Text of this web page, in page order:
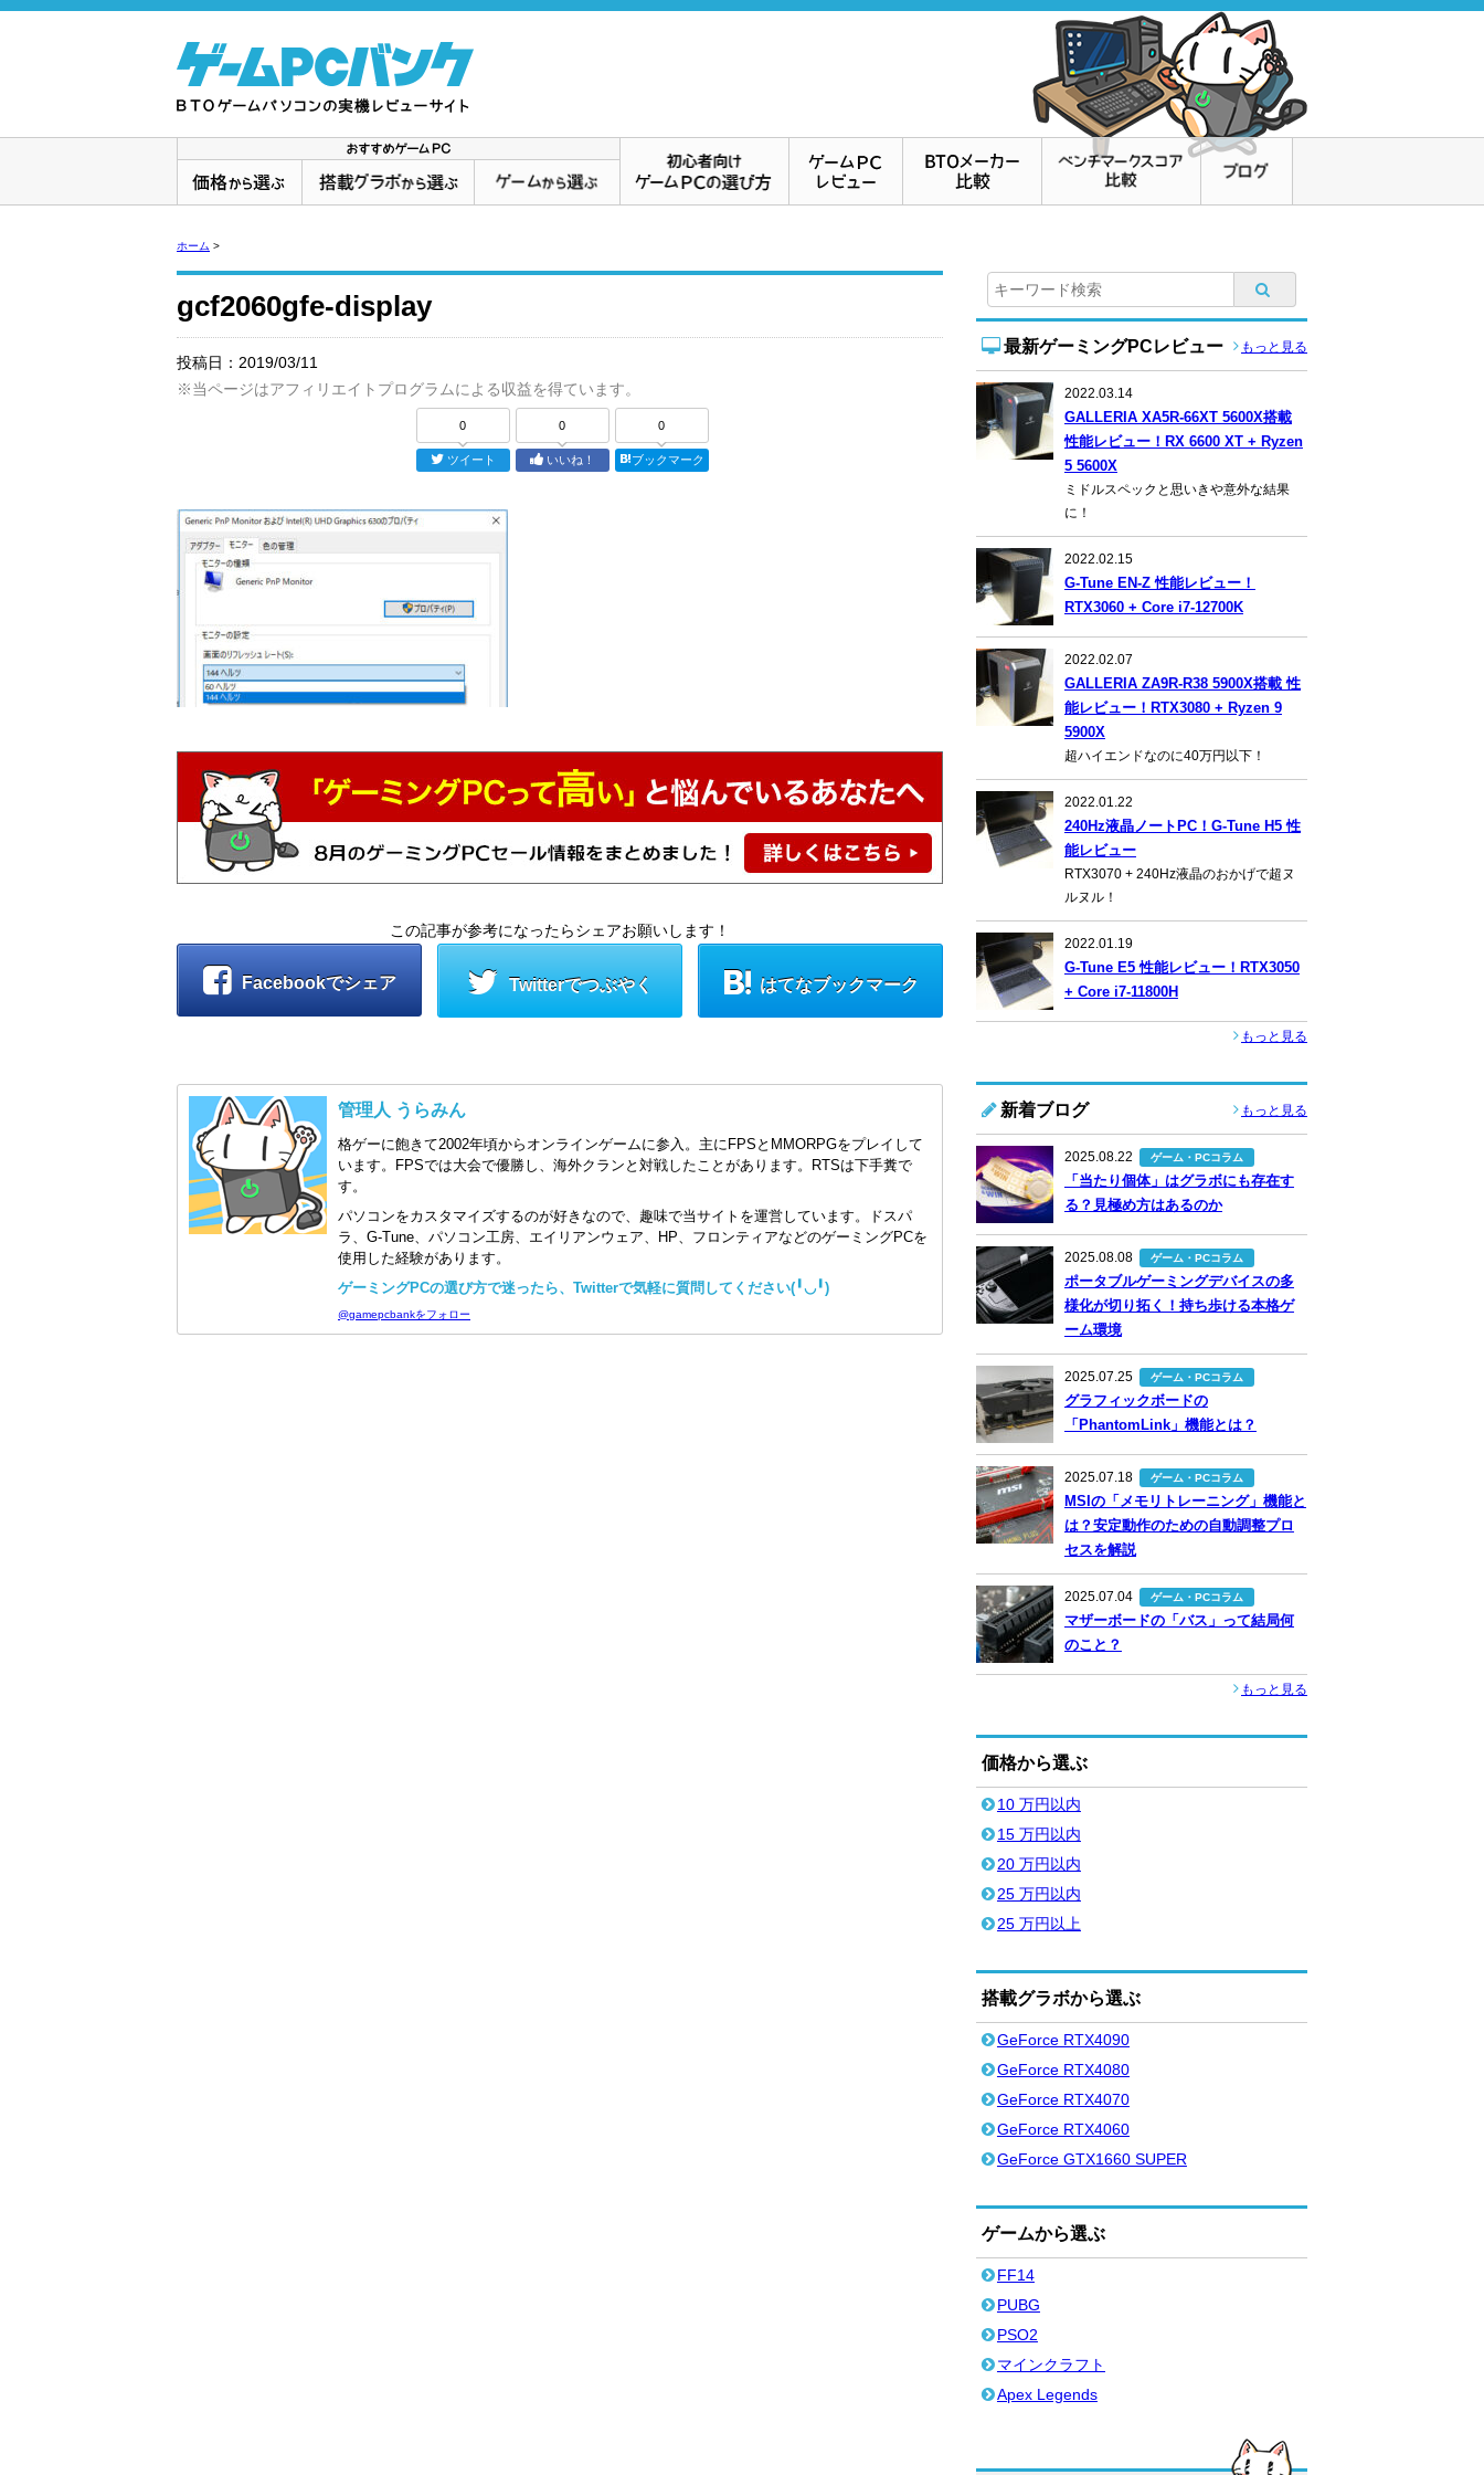
ホーム >
gcf2060gfe-display
投稿日： 2019/03/11
※当ページはアフィリエイトプログラムによる収益を得ています。
0
ツイート
0
いいね！
0
ブックマーク
この記事が参考になったらシェアお願いします！
Facebookでシェア Twitterでつぶやく はてなブックマーク
管理人 うらみん
格ゲーに飽きて2002年頃からオンラインゲームに参入。主にFPSとMMORPGをプレイして
います。FPSでは大会で優勝し、海外クランと対戦したことがあります。RTSは下手糞で
す。
パソコンをカスタマイズするのが好きなので、趣味で当サイトを運営しています。ドスパ
ラ、G-Tune、パソコン工房、エイリアンウェア、HP、フロンティアなどのゲーミングPCを
使用した経験があります。
ゲーミングPCの選び方で迷ったら、Twitterで気軽に質問してください(╹◡╹)
@gamepcbankをフォロー
最新ゲーミングPCレビュー もっと見る
2022.03.14
GALLERIA XA5R-66XT 5600X搭載
性能レビュー！RX 6600 XT + Ryzen
5 5600X
ミドルスペックと思いきや意外な結果
に！
2022.02.15
G-Tune EN-Z 性能レビュー！
RTX3060 + Core i7-12700K
2022.02.07
GALLERIA ZA9R-R38 5900X搭載 性
能レビュー！RTX3080 + Ryzen 9
5900X
超ハイエンドなのに40万円以下！
2022.01.22
240Hz液晶ノートPC！G-Tune H5 性
能レビュー
RTX3070 + 240Hz液晶のおかげで超ヌ
ルヌル！
2022.01.19
G-Tune E5 性能レビュー！RTX3050
+ Core i7-11800H
もっと見る
新着ブログ もっと見る
2025.08.22 ゲーム・PCコラム
「当たり個体」はグラボにも存在す
る？見極め方はあるのか
2025.08.08 ゲーム・PCコラム
ポータブルゲーミングデバイスの多
様化が切り拓く！持ち歩ける本格ゲ
ーム環境
2025.07.25 ゲーム・PCコラム
グラフィックボードの
「PhantomLink」機能とは？
2025.07.18 ゲーム・PCコラム
MSIの「メモリトレーニング」機能と
は？安定動作のための自動調整プロ
セスを解説
2025.07.04 ゲーム・PCコラム
マザーボードの「バス」って結局何
のこと？
もっと見る
価格から選ぶ
10 万円以内
15 万円以内
20 万円以内
25 万円以内
25 万円以上
搭載グラボから選ぶ
GeForce RTX4090
GeForce RTX4080
GeForce RTX4070
GeForce RTX4060
GeForce GTX1660 SUPER
ゲームから選ぶ
FF14
PUBG
PSO2
マインクラフト
Apex Legends